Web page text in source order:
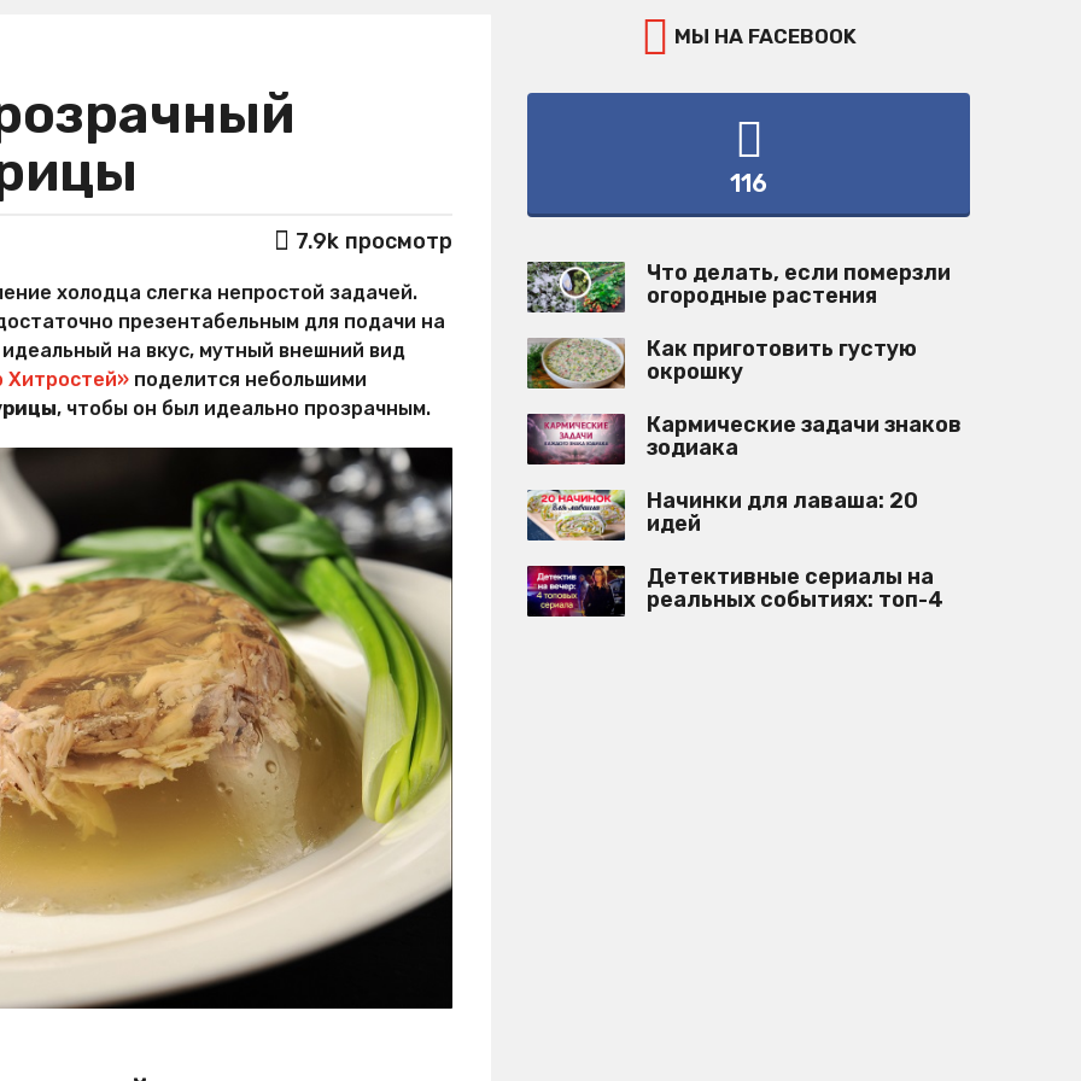
7.9k просмотр
холодца слегка непростой задачей.
презентабельным для подачи на
на вкус, мутный внешний вид
Хитростей» поделится небольшими
, чтобы он был идеально прозрачным.
МЫ НА FACEBOOK
116
Что делать, если померзли
огородные растения
Как приготовить густую
окрошку
Кармические задачи знаков
зодиака
Начинки для лаваша: 20
идей
Детективные сериалы на
реальных событиях: топ-4